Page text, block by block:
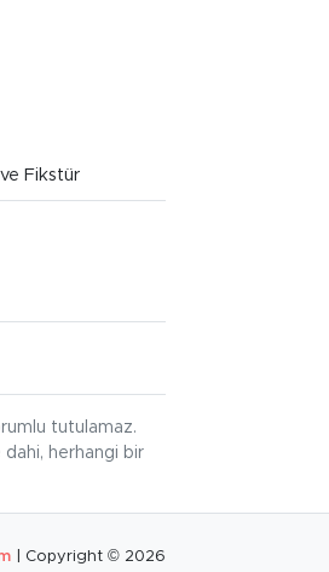
Fikstür
tutulamaz.
dahi, herhangi bir
| Copyright © 2026